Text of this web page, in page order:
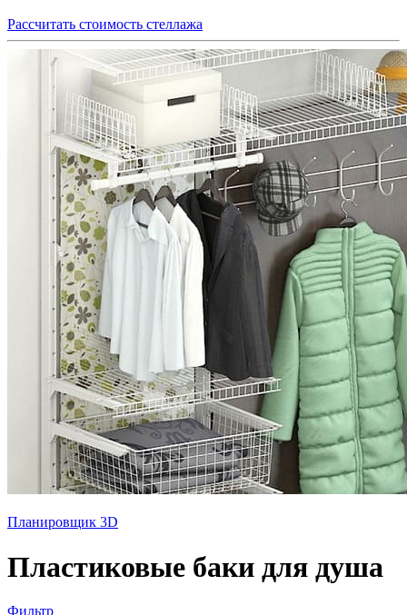
Рассчитать стоимость стеллажа
Планировщик 3D
Пластиковые баки для душа
Фильтр